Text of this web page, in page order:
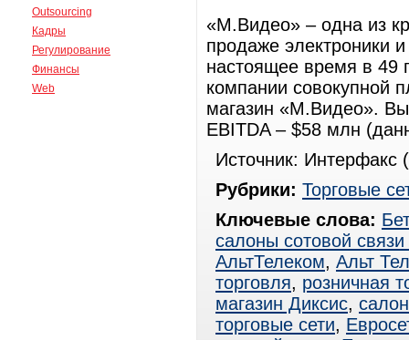
Outsourcing
Кадры
Регулирование
Финансы
Web
«М.Видео» – одна из
продаже электроники
настоящее время в 49
компании совокупной
магазин «М.Видео».
EBITDA – $58 млн
Источник: Интерфакс (
Рубрики: Торговые
Ключевые слова:
салоны сотовой
АльтТелеком, Альт
торговля, розничная
магазин Диксис,
торговые сети,